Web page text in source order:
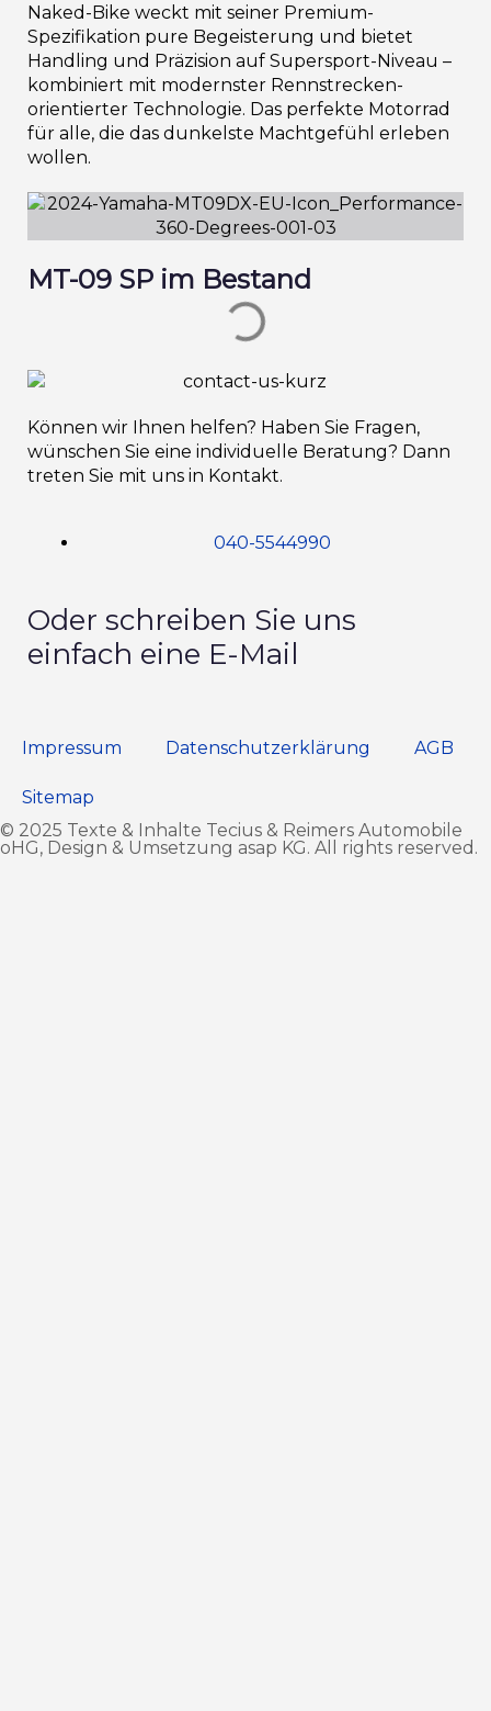
Naked-Bike weckt mit seiner Premium-
Spezifikation pure Begeisterung und bietet
Handling und Präzision auf Supersport-Niveau –
kombiniert mit modernster Rennstrecken-
orientierter Technologie. Das perfekte Motorrad
für alle, die das dunkelste Machtgefühl erleben
wollen.
MT-09 SP im Bestand
Können wir Ihnen helfen? Haben Sie Fragen,
wünschen Sie eine individuelle Beratung? Dann
treten Sie mit uns in Kontakt.
040-5544990
Oder schreiben Sie uns
einfach eine E-Mail
Impressum Datenschutz­erklärung AGB
Sitemap
© 2025 Texte & Inhalte Tecius & Reimers Automobile
oHG, Design & Umsetzung asap KG. All rights reserved.